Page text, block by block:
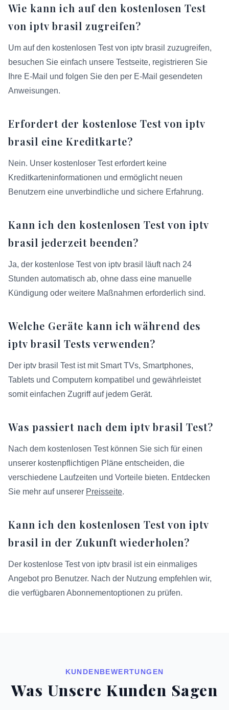
Wie kann ich auf den kostenlosen Test
von iptv brasil zugreifen?
Um auf den kostenlosen Test von iptv brasil zuzugreifen,
besuchen Sie einfach unsere Testseite, registrieren Sie
Ihre E-Mail und folgen Sie den per E-Mail gesendeten
Anweisungen.
Erfordert der kostenlose Test von iptv
brasil eine Kreditkarte?
Nein. Unser kostenloser Test erfordert keine
Kreditkarteninformationen und ermöglicht neuen
Benutzern eine unverbindliche und sichere Erfahrung.
Kann ich den kostenlosen Test von iptv
brasil jederzeit beenden?
Ja, der kostenlose Test von iptv brasil läuft nach 24
Stunden automatisch ab, ohne dass eine manuelle
Kündigung oder weitere Maßnahmen erforderlich sind.
Welche Geräte kann ich während des
iptv brasil Tests verwenden?
Der iptv brasil Test ist mit Smart TVs, Smartphones,
Tablets und Computern kompatibel und gewährleistet
somit einfachen Zugriff auf jedem Gerät.
Was passiert nach dem iptv brasil Test?
Nach dem kostenlosen Test können Sie sich für einen
unserer kostenpflichtigen Pläne entscheiden, die
verschiedene Laufzeiten und Vorteile bieten. Entdecken
Sie mehr auf unserer Preisseite.
Kann ich den kostenlosen Test von iptv
brasil in der Zukunft wiederholen?
Der kostenlose Test von iptv brasil ist ein einmaliges
Angebot pro Benutzer. Nach der Nutzung empfehlen wir,
die verfügbaren Abonnementoptionen zu prüfen.
KUNDENBEWERTUNGEN
Was Unsere Kunden Sagen